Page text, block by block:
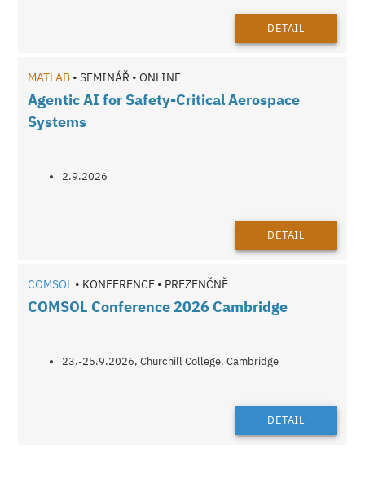
DETAIL
MATLAB • SEMINÁŘ • ONLINE
Agentic AI for Safety-Critical Aerospace
Systems
2.9.2026
DETAIL
COMSOL • KONFERENCE • PREZENČNĚ
COMSOL Conference 2026 Cambridge
23.-25.9.2026, Churchill College, Cambridge
DETAIL